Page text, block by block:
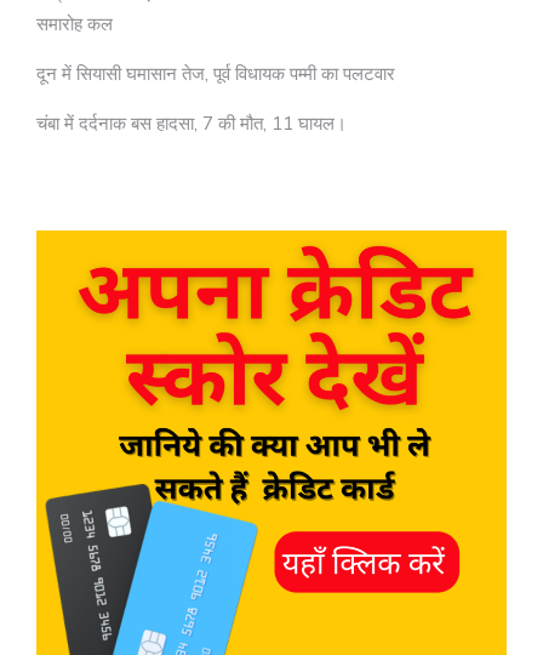
समारोह कल
दून में सियासी घमासान तेज, पूर्व विधायक पम्मी का पलटवार
चंबा में दर्दनाक बस हादसा, 7 की मौत, 11 घायल।